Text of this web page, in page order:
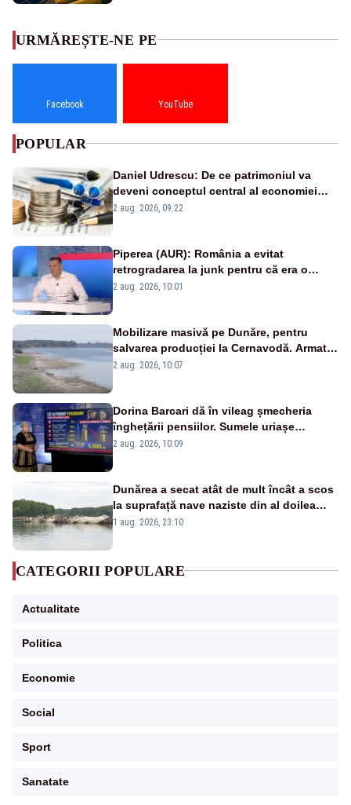
URMĂREȘTE-NE PE
Facebook YouTube
POPULAR
Daniel Udrescu: De ce patrimoniul va
deveni conceptul central al economiei
viitoare?
2 aug. 2026, 09:22
Piperea (AUR): România a evitat
retrogradarea la junk pentru că era o
catastrofă pentru bănci și fondurile de
2 aug. 2026, 10:01
Mobilizare masivă pe Dunăre, pentru
salvarea producției la Cernavodă. Armata
va detona o stâncă și va devia apa
2 aug. 2026, 10:07
Dorina Barcari dă în vileag șmecheria
înghețării pensiilor. Sumele uriașe
pierdute de fiecare român
2 aug. 2026, 10:09
Dunărea a secat atât de mult încât a scos
la suprafață nave naziste din al doilea
război mondial
1 aug. 2026, 23:10
CATEGORII POPULARE
Actualitate
Politica
Economie
Social
Sport
Sanatate